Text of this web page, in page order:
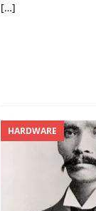
[…]
HARDWARE